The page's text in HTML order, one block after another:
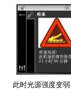
此时光源强度变